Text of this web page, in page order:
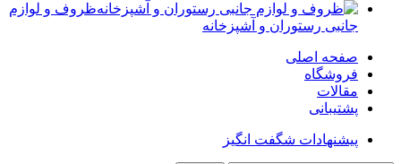
ظروف و لوازم
جانبی رستوران و آشپزخانه
صفحه اصلی
فروشگاه
مقالات
پشتیبانی
پیشنهادات شگفت انگیز